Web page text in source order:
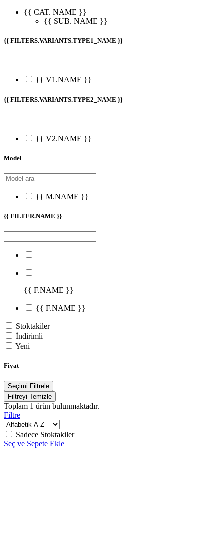
{{ CAT. NAME }}
{{ SUB. NAME }}
{{ FILTERS.VARIANTS.TYPE1_NAME }}
{{ V1.NAME }}
{{ FILTERS.VARIANTS.TYPE2_NAME }}
{{ V2.NAME }}
Model
{{ M.NAME }}
{{ FILTER.NAME }}
{{ F.NAME }}
{{ F.NAME }}
Stoktakiler
İndirimli
Yeni
Fiyat
Seçimi Filtrele
Filtreyi Temizle
Toplam 1 ürün bulunmaktadır.
Filtre
Sadece Stoktakiler
Seç ve Sepete Ekle